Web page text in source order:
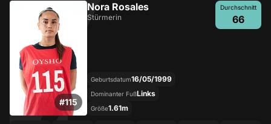
#115
Nora Rosales
Stürmerin
Durchschnitt
66
Geburtsdatum16/05/1999
Dominanter FußLinks
Größe1.61m